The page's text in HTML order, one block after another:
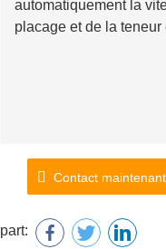
automatiquement la
placage et de la
Contact maintenant
part: